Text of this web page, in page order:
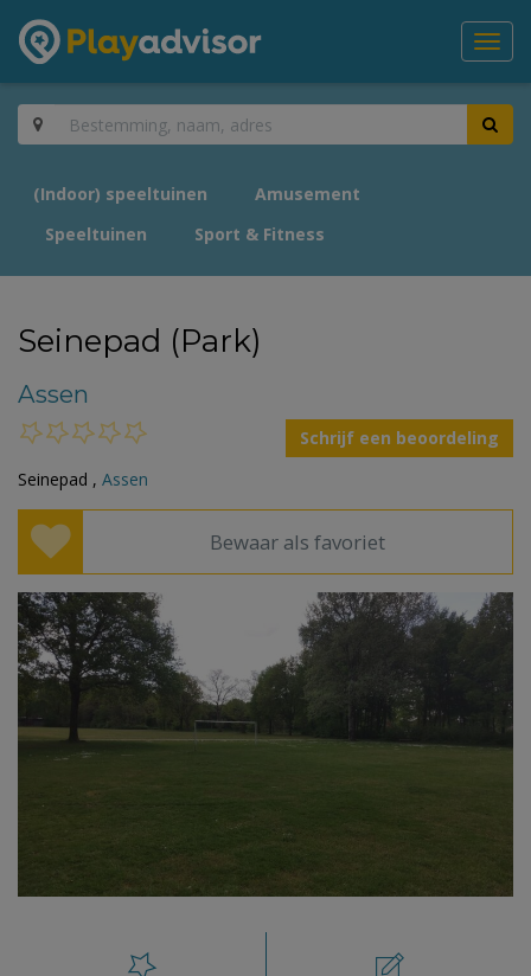
(Indoor) speeltuinen
Amusement
Speeltuinen
Sport & Fitness
Seinepad (Park)
Assen
Schrijf een beoordeling
Seinepad , Assen
Bewaar als favoriet